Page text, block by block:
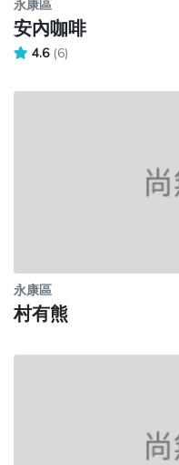
永康區
安內咖啡
4.6 (6)
永康區
村有熊